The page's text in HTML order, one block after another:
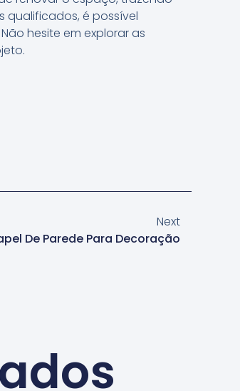
qualificados, é possível
hesite em explorar as
Next
De Parede Para Decoração